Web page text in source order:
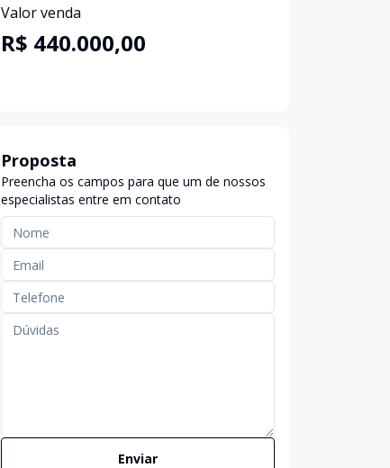
Valor venda
R$ 440.000,00
Proposta
Preencha os campos para que um de nossos
especialistas entre em contato
Enviar